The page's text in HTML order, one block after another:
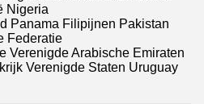
Nigeria
Panama Filipijnen Pakistan
Federatie
Verenigde Arabische Emiraten
Verenigde Staten Uruguay